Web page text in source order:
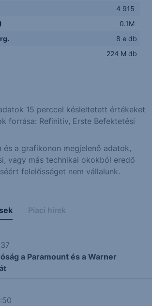
4 915
0.1M
8 e db
224 M db
15 perccel késleltetett értékeket
forrása: Refinitiv, Erste Befektetési
és a grafikonon megjelenő adatok,
vagy más technikai okokból eredő
felelősséget nem vállalunk.
Piaci hírek
a Paramount és a Warner